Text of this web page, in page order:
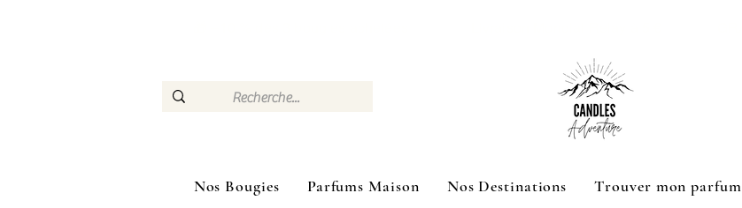
Nos Bougies Parfums Maison Nos Destinations Trouver mon parfum